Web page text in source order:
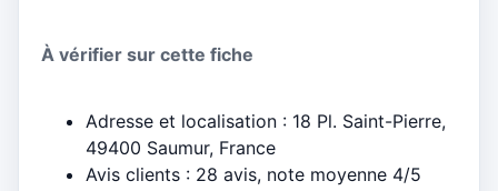
À vérifier sur cette fiche
Adresse et localisation : 18 Pl. Saint-Pierre,
49400 Saumur, France
Avis clients : 28 avis, note moyenne 4/5